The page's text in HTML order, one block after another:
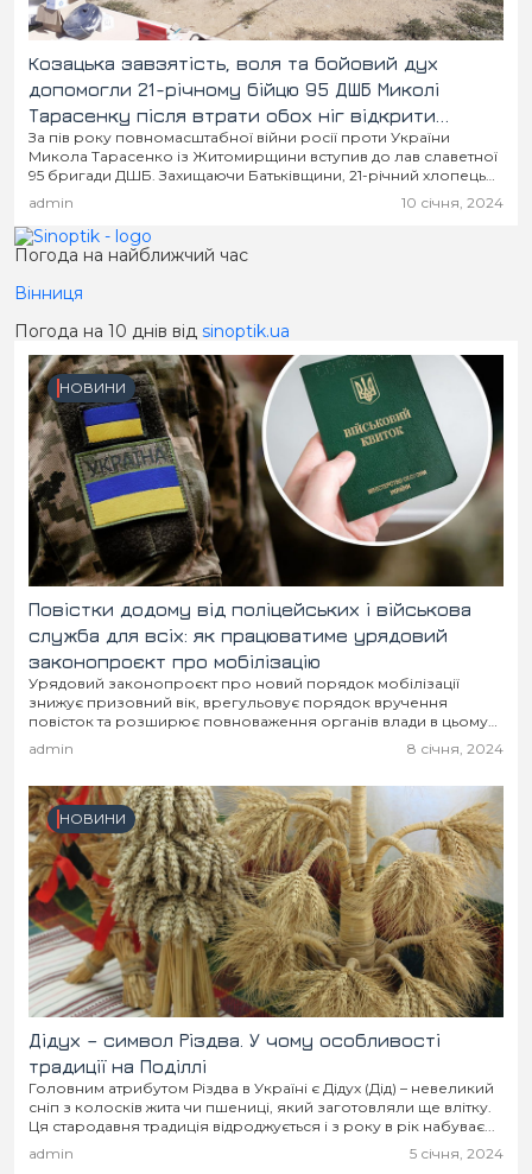
Козацька завзятість, воля та бойовий дух
допомогли 21-річному бійцю 95 ДШБ Миколі
Тарасенку після втрати обох ніг відкрити
власний креветочний бізнес
За пів року повномасштабної війни росії проти України
Микола Тарасенко із Житомирщини вступив до лав славетної
95 бригади ДШБ. Захищаючи Батьківщини, 21-річний хлопець
втратив ноги. Завдяки небайдужим людям, вінницьким
підприємцям...
admin 10 січня, 2024
Погода на найближчий час
Вінниця
Погода на 10 днів від sinoptik.ua
НОВИНИ
Повістки додому від поліцейських і військова
служба для всіх: як працюватиме урядовий
законопроєкт про мобілізацію
Урядовий законопроєкт про новий порядок мобілізації
знижує призовний вік, врегульовує порядок вручення
повісток та розширює повноваження органів влади в цьому
питанні. Наприклад, повістки зможуть вручати поліцейські в
громадських місцях, вдома...
admin 8 січня, 2024
НОВИНИ
Дідух – символ Різдва. У чому особливості
традиції на Поділлі
Головним атрибутом Різдва в Україні є Дідух (Дід) – невеликий
сніп з колосків жита чи пшениці, який заготовляли ще влітку.
Ця стародавня традиція відроджується і з року в рік набуває...
admin
5 січня, 2024